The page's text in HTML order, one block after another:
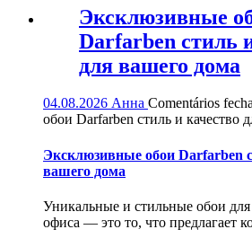
Эксклюзивные
Darfarben стиль
для вашего дома
04.08.2026 Анна Comentários
обои Darfarben стиль и качество
Эксклюзивные обои Darfarben
вашего дома
Уникальные и стильные обои
офиса — это то, что предлагает